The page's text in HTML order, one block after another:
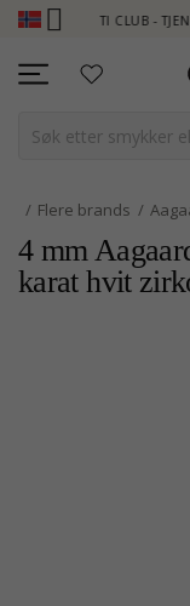
CLUB - TJEN POENG
Flere brands
4 mm
karat hvit